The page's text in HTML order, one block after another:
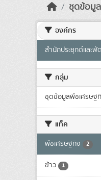
ชุดข้อมูล
องค์กร
สำนักประยุกต์และ
กลุ่ม
ชุดข้อมูลพืชเศรษฐ
แท็ค
พืชเศรษฐกิจ 2
ข้าว 1